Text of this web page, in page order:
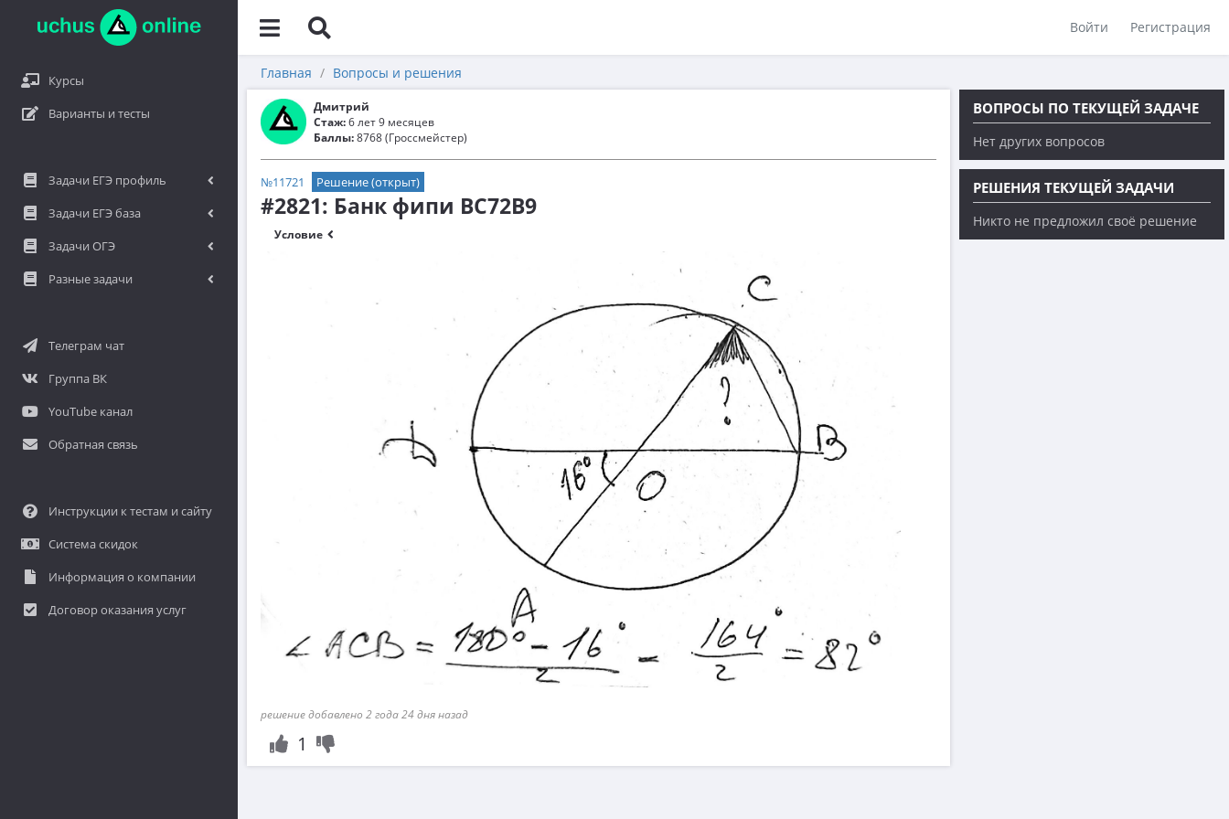
Войти Регистрация
Курсы
Варианты и тесты
Задачи ЕГЭ профиль
Задачи ЕГЭ база
Задачи ОГЭ
Разные задачи
Телеграм чат
Группа ВК
YouTube канал
Обратная связь
Инструкции к тестам и сайту
Система скидок
Информация о компании
Договор оказания услуг
Главная Вопросы и решения
Дмитрий
Стаж:6 лет 9 месяцев
Баллы:8768 (Гроссмейстер)
№11721 Решение (открыт)
#2821: Банк фипи BC72B9
Условие
решение добавлено 2 года 24 дня назад
1
ВОПРОСЫ ПО ТЕКУЩЕЙ ЗАДАЧЕ
Нет других вопросов
РЕШЕНИЯ ТЕКУЩЕЙ ЗАДАЧИ
Никто не предложил своё решение